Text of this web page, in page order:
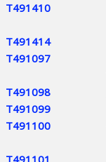
T491410
T491414
T491097
T491098
T491099
T491100
T491101